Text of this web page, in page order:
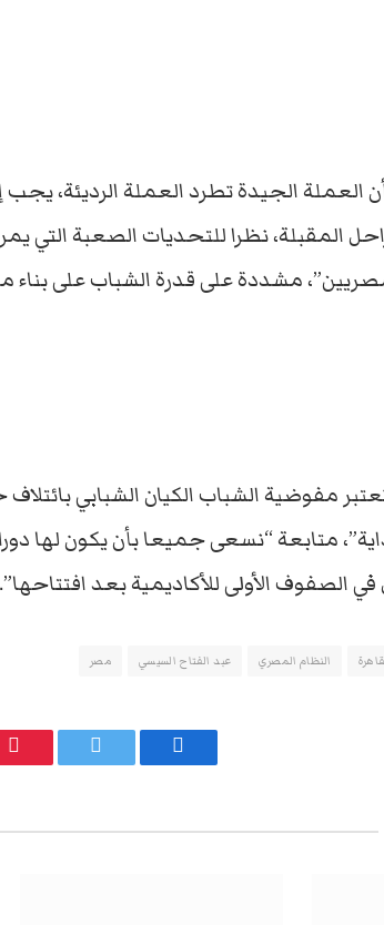
العملة الجيدة تطرد العملة الرديئة، يجب
المقبلة، نظرا للتحديات الصعبة التي
من المصريين”، مشددة على قدرة الشباب
مفوضية الشباب الكيان الشبابي
متابعة “نسعى جميعا بأن يكون لها دورا
الصفوف الأولى للأكاديمية بعد افتتاحها”.
النظام المصري عبد الفتاح السيسي مصر
فيسبوك تويتر